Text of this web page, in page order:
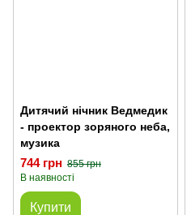
Дитячий нічник Ведмедик
- проектор зоряного неба,
музика
744 грн 855 грн
В наявності
Купити